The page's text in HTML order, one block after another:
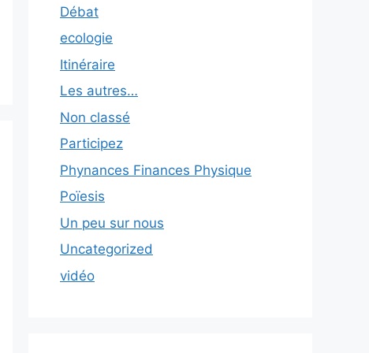
Débat
ecologie
Itinéraire
Les autres…
Non classé
Participez
Phynances Finances Physique
Poïesis
Un peu sur nous
Uncategorized
vidéo